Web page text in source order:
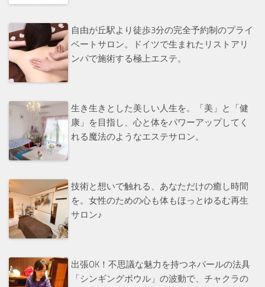
自由が丘駅より徒歩3分の完全予約制のプライ
ベートサロン。ドイツで生まれたリストアリ
ンパで施術する極上エステ。
生き生きとした美しい人生を。「美」と「健
康」を目指し、心と体をパワーアップしてく
れる魔法のようなエステサロン。
技術と想いで触れる、あなただけの癒し時間
を。女性のための心も体もほっとゆるむ再生
サロン♪
出張OK！不思議な魅力を持つネパールの法具
「シンギングボウル」の波動で、チャクラの